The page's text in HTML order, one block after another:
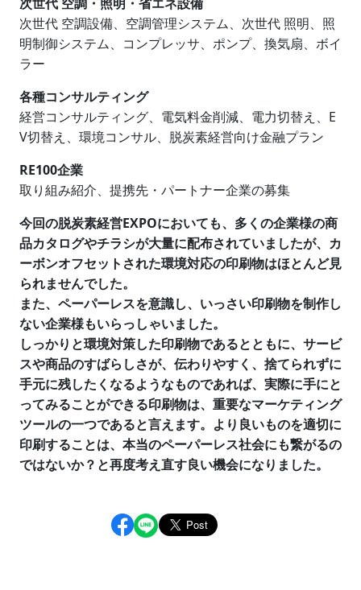
次世代 空調設備、空調管理システム、次世代 照明、照
明制御システム、コンプレッサ、ポンプ、換気扇、ボイ
ラー
各種コンサルティング
経営コンサルティング、電気料金削減、電力切替え、E
V切替え、環境コンサル、脱炭素経営向け金融プラン
RE100企業
取り組み紹介、提携先・パートナー企業の募集
今回の脱炭素経営EXPOにおいても、多くの企業様の商
品カタログやチラシが大量に配布されていましたが、カ
ーボンオフセットされた環境対応の印刷物はほとんど見
られませんでした。
また、ペーパーレスを意識し、いっさい印刷物を制作し
ない企業様もいらっしゃいました。
しっかりと環境対策した印刷物であるとともに、サービ
スや商品のすばらしさが、伝わりやすく、捨てられずに
手元に残したくなるようなものであれば、実際に手にと
ってみることができる印刷物は、重要なマーケティング
ツールの一つであると言えます。より良いものを適切に
印刷することは、本当のペーパーレス社会にも繋がるの
ではないか？と再度考え直す良い機会になりました。